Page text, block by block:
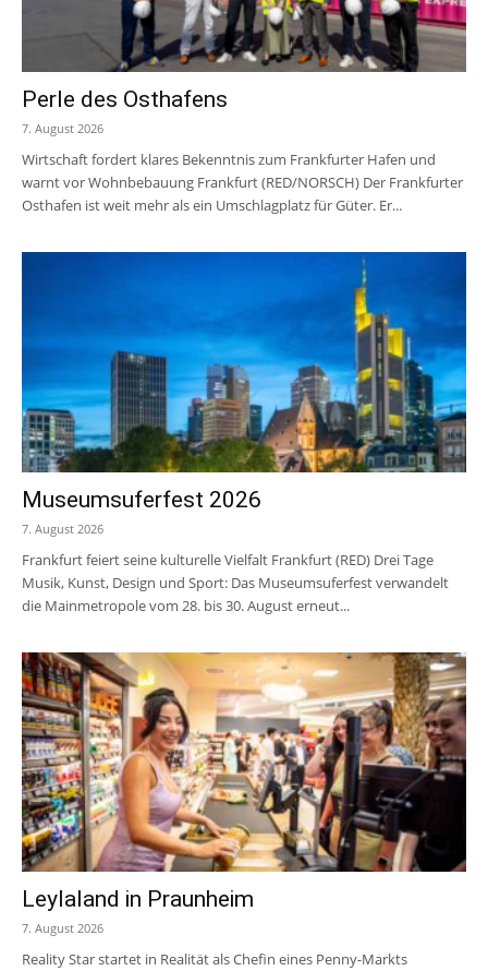
Perle des Osthafens
7. August 2026
Wirtschaft fordert klares Bekenntnis zum Frankfurter Hafen und
warnt vor Wohnbebauung Frankfurt (RED/NORSCH) Der Frankfurter
Osthafen ist weit mehr als ein Umschlagplatz für Güter. Er...
Museumsuferfest 2026
7. August 2026
Frankfurt feiert seine kulturelle Vielfalt Frankfurt (RED) Drei Tage
Musik, Kunst, Design und Sport: Das Museumsuferfest verwandelt
die Mainmetropole vom 28. bis 30. August erneut...
Leylaland in Praunheim
7. August 2026
Reality Star startet in Realität als Chefin eines Penny-Markts